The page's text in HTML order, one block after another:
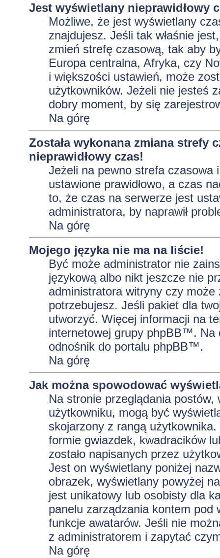
Jest wyświetlany nieprawidłowy
Możliwe, że jest wyświetlany
znajdujesz. Jeśli tak właśnie
zmień strefę czasową, tak aby
Europa centralna, Afryka, czy
i większości ustawień, może
użytkowników. Jeżeli nie jesteś
dobry moment, by się
Na górę
Została wykonana zmiana strefy
nieprawidłowy czas!
Jeżeli na pewno strefa czasowa
ustawione prawidłowo, a czas
to, że czas na serwerze jest
administratora, by naprawił
Na górę
Mojego języka nie ma na liście!
Być może administrator nie
językową albo nikt jeszcze nie
administratora witryny czy
potrzebujesz. Jeśli pakiet dla
utworzyć. Więcej informacji na
internetowej grupy phpBB™. Na
odnośnik do portalu phpBB™.
Na górę
Jak można spowodować
Na stronie przeglądania
użytkowniku, mogą być
skojarzony z rangą
formie gwiazdek, kwadracików
zostało napisanych przez
Jest on wyświetlany poniżej
obrazek, wyświetlany powyżej
jest unikatowy lub osobisty dla
panelu zarządzania kontem pod
funkcje awatarów. Jeśli nie
z administratorem i zapytać
Na górę